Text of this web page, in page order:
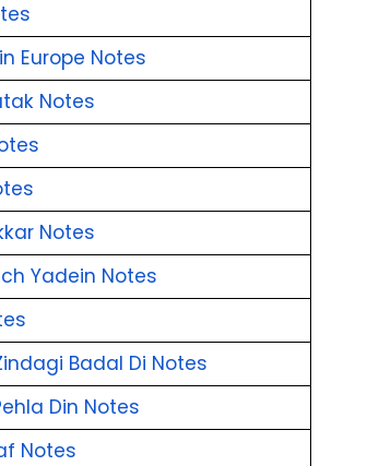
Europe Notes
Notes
Notes
Yadein Notes
Badal Di Notes
Din Notes
Notes